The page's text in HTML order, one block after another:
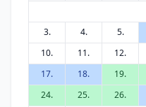
3.
4. 5.
10.
11. 12.
17.
18. 19.
24.
25. 26.